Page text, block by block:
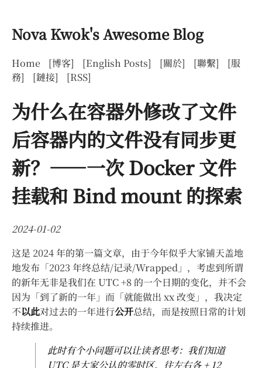
Nova Kwok's Awesome Blog
Home [博客] [English Posts] [關於] [聯繫]
[服
務]
[鏈接] [RSS]
为什么在容器外修改了文件
后容器内的文件没有同步更
新？——一次 Docker 文件
挂载和 Bind mount 的探索
2024-01-02
这是 2024 年的第一篇文章，由于今年似乎大家铺天盖地
地发布「2023 年终总结/记录/Wrapped」，考虑到所谓
的新年无非是我们在 UTC +8 的一个日期的变化，并不会
因为「到了新的一年」而「就能做出 xx 改变」，我决定
不以此对过去的一年进行公开总结，而是按照日常的计划
持续推进。
此时有个小问题可以让读者思考：我们知道
UTC 是大家公认的零时区，往左右各 + 12